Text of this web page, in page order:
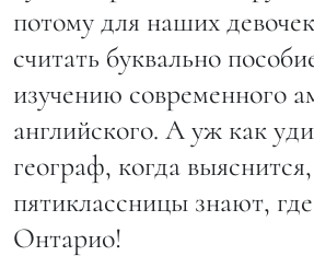
потому для наших
считать буквально
изучению современного
английского. А уж как
географ, когда
пятиклассницы знают,
Онтарио!